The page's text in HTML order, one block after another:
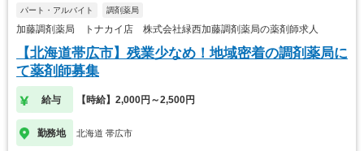
パート・アルバイト 調剤薬局
加藤調剤薬局 トナカイ店 株式会社緑西加藤調剤薬局の薬剤師求人
【北海道帯広市】残業少なめ！地域密着の調剤薬局に
て薬剤師募集
給与 【時給】2,000円～2,500円
勤務地 北海道 帯広市